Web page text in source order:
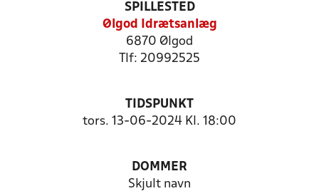
SPILLESTED
Ølgod Idrætsanlæg
6870 Ølgod
Tlf: 20992525
TIDSPUNKT
tors. 13-06-2024 Kl. 18:00
DOMMER
Skjult navn